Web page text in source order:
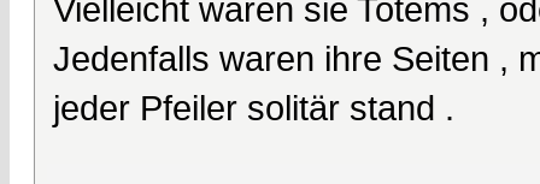
Vielleicht waren sie Totems ,
Jedenfalls waren ihre Seiten ,
jeder Pfeiler solitär stand .